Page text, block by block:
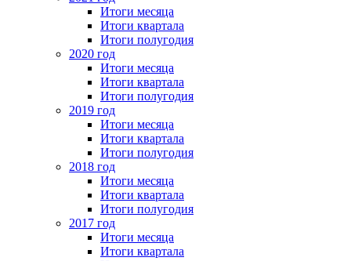
Итоги месяца
Итоги квартала
Итоги полугодия
2020 год
Итоги месяца
Итоги квартала
Итоги полугодия
2019 год
Итоги месяца
Итоги квартала
Итоги полугодия
2018 год
Итоги месяца
Итоги квартала
Итоги полугодия
2017 год
Итоги месяца
Итоги квартала